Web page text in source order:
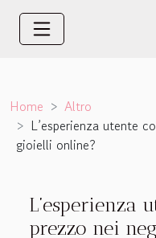
Home
Altro
L’esperienza utente
gioielli online?
L’esperienza
prezzo nei